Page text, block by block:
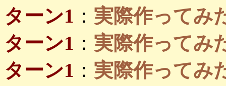
ターン1 ： 実際作ってみ
ターン1 ： 実際作ってみ
ターン1 ： 実際作ってみ